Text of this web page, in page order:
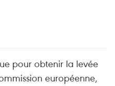
pour obtenir la levée
européenne,